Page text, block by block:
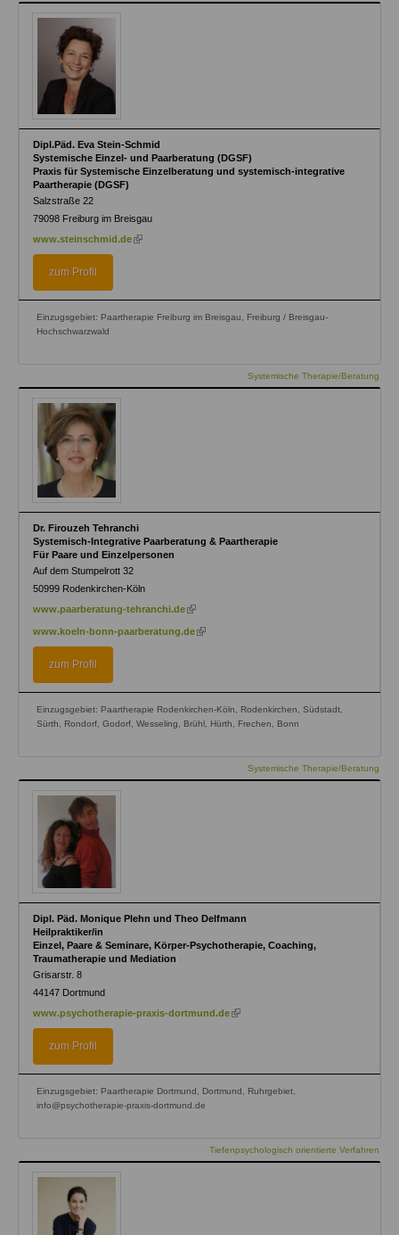
Dipl.Päd. Eva Stein-Schmid
Systemische Einzel- und Paarberatung (DGSF)
Praxis für Systemische Einzelberatung und systemisch-integrative
Paartherapie (DGSF)
Salzstraße 22
79098 Freiburg im Breisgau
www.steinschmid.de (link
zum Profil
Einzugsgebiet: Paartherapie Freiburg im Breisgau, Freiburg / Breisgau-
Hochschwarzwald
Systemische Therapie/Beratung
Dr. Firouzeh Tehranchi
Systemisch-Integrative Paarberatung & Paartherapie
Für Paare und Einzelpersonen
Auf dem Stumpelrott 32
50999 Rodenkirchen-Köln
www.paarberatung-tehranchi.de (link
external)
www.koeln-bonn-paarberatung.de (link
zum Profil
Einzugsgebiet: Paartherapie Rodenkirchen-Köln, Rodenkirchen, Südstadt,
Sürth, Rondorf, Godorf, Wesseling, Brühl, Hürth, Frechen, Bonn
Systemische Therapie/Beratung
Dipl. Päd. Monique Plehn und Theo Delfmann
Heilpraktiker/in
Einzel, Paare & Seminare, Körper-Psychotherapie, Coaching,
Traumatherapie und Mediation
Grisarstr. 8
44147 Dortmund
www.psychotherapie-praxis-dortmund.de (link
zum Profil
Einzugsgebiet: Paartherapie Dortmund, Dortmund, Ruhrgebiet,
info@psychotherapie-praxis-dortmund.de
Tiefenpsychologisch orientierte Verfahren